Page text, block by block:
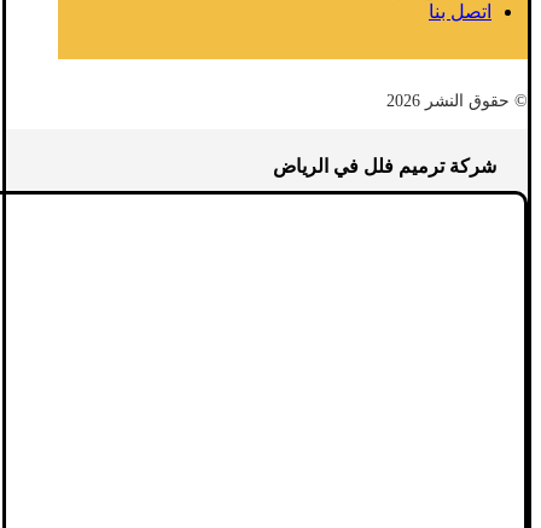
اتصل بنا
© حقوق النشر 2026
شركة ترميم فلل في الرياض